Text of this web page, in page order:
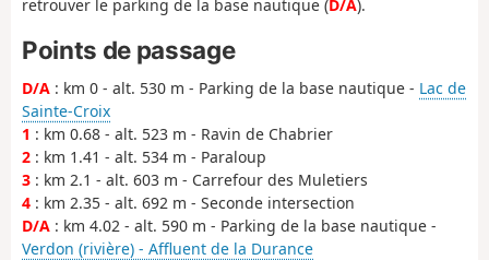
retrouver le parking de la base nautique (D/A).
Points de passage
D/A : km 0 - alt. 530 m - Parking de la base nautique - Lac de
Sainte-Croix
1 : km 0.68 - alt. 523 m - Ravin de Chabrier
2 : km 1.41 - alt. 534 m - Paraloup
3 : km 2.1 - alt. 603 m - Carrefour des Muletiers
4 : km 2.35 - alt. 692 m - Seconde intersection
D/A : km 4.02 - alt. 590 m - Parking de la base nautique -
Verdon (rivière) - Affluent de la Durance